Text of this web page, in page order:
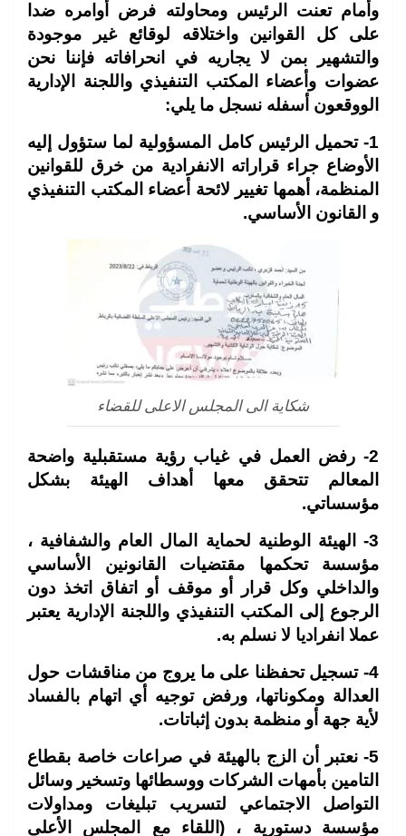
وأمام تعنت الرئيس ومحاولته فرض أوامره ضدا
على كل القوانين واختلاقه لوقائع غير موجودة
والتشهير بمن لا يجاريه في انحرافاته فإننا نحن
عضوات وأعضاء المكتب التنفيذي واللجنة الإدارية
الووقعون أسفله نسجل ما يلي:
1- تحميل الرئيس كامل المسؤولية لما ستؤول إليه
الأوضاع جراء قراراته الانفرادية من خرق للقوانين
المنظمة، أهمها تغيير لائحة أعضاء المكتب التنفيذي
و القانون الأساسي.
شكاية الى المجلس الاعلى للقضاء
2- رفض العمل في غياب رؤية مستقبلية واضحة
المعالم تتحقق معها أهداف الهيئة بشكل
مؤسساتي.
3- الهيئة الوطنية لحماية المال العام والشفافية ،
مؤسسة تحكمها مقتضيات القانونين الأساسي
والداخلي وكل قرار أو موقف أو اتفاق اتخذ دون
الرجوع إلى المكتب التنفيذي واللجنة الإدارية يعتبر
عملا انفراديا لا نسلم به.
4- تسجيل تحفظنا على ما يروج من مناقشات حول
العدالة ومكوناتها، ورفض توجيه أي اتهام بالفساد
لأية جهة أو منظمة بدون إثباتات.
5- نعتبر أن الزج بالهيئة في صراعات خاصة بقطاع
التامين بأمهات الشركات ووسطائها وتسخير وسائل
التواصل الاجتماعي لتسريب تبليغات ومداولات
مؤسسة دستورية ، (اللقاء مع المجلس الأعلى